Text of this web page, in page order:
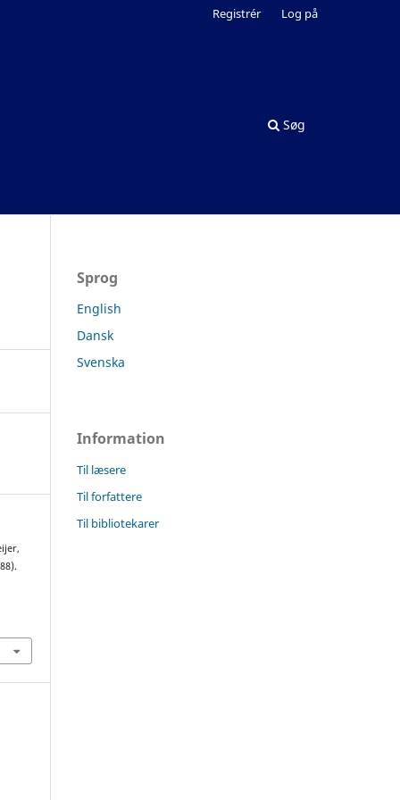
Søg
Registrér Log på
Sprog
English
Dansk
Svenska
Information
Til læsere
Til forfattere
Til bibliotekarer